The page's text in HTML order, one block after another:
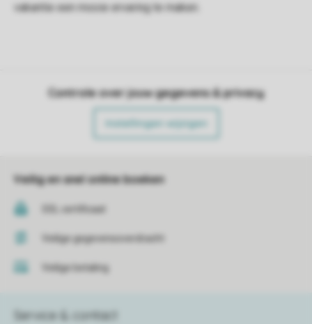
vakantie een mooie ervaring te maken.
Controle over jouw gegevens & privacy
Instellingen wijzigen
Veilig en snel online boeken
SSL certificaat
Veilige gegevensoverdracht
Veilige betaling
Service & contact